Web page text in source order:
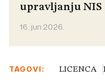
upravljanju NIS
16. jun 2026.
TAGOVI: LICENCA